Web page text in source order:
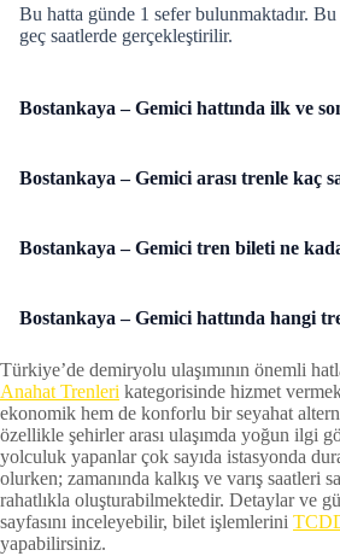
Bu hatta günde 1 sefer bulunmaktadır.
geç saatlerde gerçekleştirilir.
Bostankaya – Gemici hattında ilk ve
Bostankaya – Gemici arası trenle kaç
Bostankaya – Gemici tren bileti ne
Bostankaya – Gemici hattında hangi
Türkiye’de demiryolu ulaşımının önemli
Anahat Trenleri kategorisinde hizmet
ekonomik hem de konforlu bir seyahat
özellikle şehirler arası ulaşımda yoğun ilgi
yolculuk yapanlar çok sayıda istasyonda
olurken; zamanında kalkış ve varış saatleri
rahatlıkla oluşturabilmektedir. Detaylar ve
sayfasını inceleyebilir, bilet işlemlerini
yapabilirsiniz.